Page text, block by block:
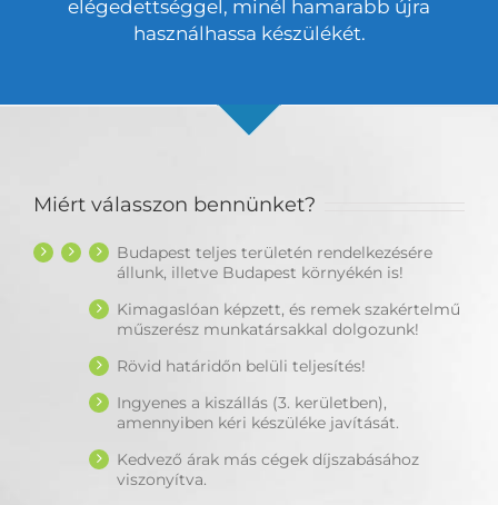
elégedettséggel, minél hamarabb újra
használhassa készülékét.
Miért válasszon bennünket?
Budapest teljes területén rendelkezésére
állunk, illetve Budapest környékén is!
Kimagaslóan képzett, és remek szakértelmű
műszerész munkatársakkal dolgozunk!
Rövid határidőn belüli teljesítés!
Ingyenes a kiszállás (3. kerületben),
amennyiben kéri készüléke javítását.
Kedvező árak más cégek díjszabásához
viszonyítva.